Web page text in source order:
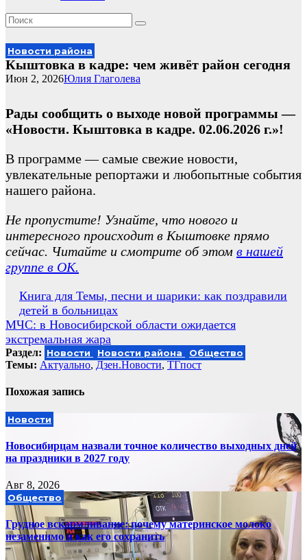
Новости района
Кыштовка в кадре: чем живёт район сегодня
Юлия Глаголева
Июн 2, 2026
Рады сообщить о выходе новой программы —
«Новости. Кыштовка в кадре. 02.06.2026 г.»!
В программе — самые свежие новости,
увлекательные репортажи и любопытные события
нашего района.
Не пропустите! Узнайте, что нового и
интересного происходит в Кыштовке прямо
сейчас. Читайте и смотрите об этом в нашей
группе в ОК.
Навигация
по
записям
Книга для Темы, песни и шарики: как поздравили
детей в больницах
МЧС: в Новосибирской области ожидается
экстремальная жара
Раздел: Новости Новости района Общество
Темы: Актуально, Дзен.Новости, ТГпост
Похожая запись
Новости
Новосибирцам назвали точное количество выходных дней
на праздники в 2027 году
Авг 8, 2026
Общество
Грудное вскармливание: почему материнское молоко
незаменимо и как его сохранить